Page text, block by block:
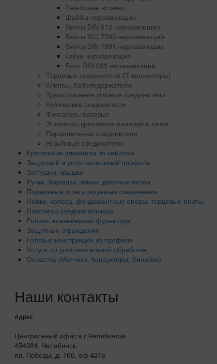
Резьбовые вставки
Шайбы нержавеющие
Винты DIN 912 нержавеющие
Винты ISO 7380 нержавеющий
Винты DIN 7991 нержавеющие
Гайки нержавеющие
Болт DIN 933 нержавеющий
Торцевые соединители (Т-коннекторы)
Клипсы, Кабеледержатели
Трехсторонние угловые соединители
Кубические соединители
Фиксаторы пазовые
Элементы крепления панелей и сеток
Параллельные соединители
Резьбовые соединители
Крепежные элементы из нейлона
Защитный и уплотнительный профиль
Заглушки, крышки
Ручки, барашки, замки, дверные петли
Подвижные и регулируемые соединения
Ножки, колеса, фундаментные опоры, торцевые плиты
Пластины соединительные
Ролики, конвейерная фурнитура
Защитные ограждения
Готовые конструкции из профиля
Услуги по дополнительной обработке
Оснастка (Метчики, Кондукторы, Линейки)
Наши контакты
Адрес
Центральный офис в г.Челябинске
454084, Челябинск,
пр. Победы, д. 160, оф 427а